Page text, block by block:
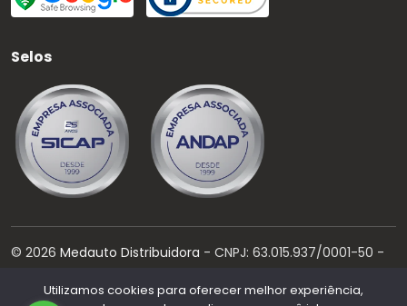
Selos
© 2026 Medauto Distribuidora - CNPJ: 63.015.937/0001-50 -
Utilizamos cookies para oferecer melhor experiência,